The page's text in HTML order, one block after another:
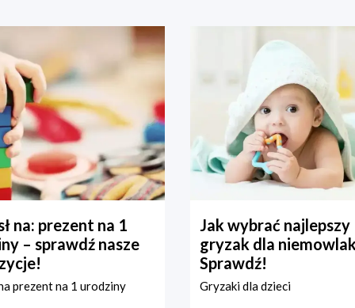
na: prezent na 1
– sprawdź nasze
prezent na 1 urodziny
Jak wybrać najlepszy
gryzak dla
Sprawdź!
Gryzaki dla dzieci